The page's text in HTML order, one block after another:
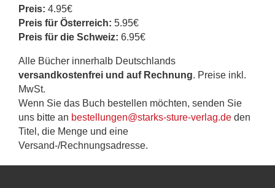
Preis: 4.95€
Preis für Österreich: 5.95€
Preis für die Schweiz: 6.95€
Alle Bücher innerhalb Deutschlands
versandkostenfrei und auf Rechnung. Preise inkl.
MwSt.
Wenn Sie das Buch bestellen möchten, senden Sie
uns bitte an bestellungen@starks-sture-verlag.de den
Titel, die Menge und eine
Versand-/Rechnungsadresse.